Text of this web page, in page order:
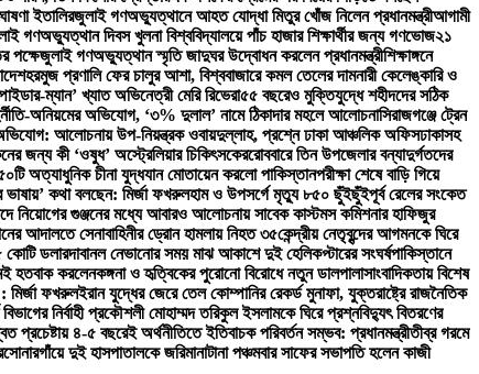
ইতালিরজুলাই গণঅভ্যুত্থানে আহত যোদ্ধা মিতুর খোঁজ নিলেন প্রধানমন্ত্রীআগামী
গণঅভ্যুত্থান দিবস খুলনা বিশ্ববিদ্যালয়ে পাঁচ হাজার শিক্ষার্থীর জন্য গণভোজ২১
পক্ষেজুলাই গণঅভ্যুত্থান স্মৃতি জাদুঘর উদ্বোধন করলেন প্রধানমন্ত্রীশিক্ষাঙ্গনে
হরমুজ প্রণালি ফের চালুর আশা, বিশ্ববাজারে কমল তেলের দামনারী কেলেঙ্কারি ও
ম্যান’ খ্যাত অভিনেত্রী মেরি রিভেরা৫৫ বছরেও মুক্তিযুদ্ধে শহীদদের সঠিক
অনিয়মের অভিযোগ, ‘৩% দুলাল’ নামে ঠিকাদার মহলে আলোচনাসিরাজগঞ্জে ট্রেন
আলোচনায় উপ-নিয়ন্ত্রক ওবায়দুল্লাহ, প্রশ্নে ঢাকা আঞ্চলিক অফিসঢাকাসহ
জন্য কী ‘ওষুধ’ অস্ট্রেলিয়ার চিকিৎসকেররোববারে তিন উপজেলার বন্যাদুর্গতদের
অত্যাধুনিক চীনা যুদ্ধযান মোতায়েন করলো পাকিস্তানপরীক্ষা শেষে বাড়ি গিয়ে
ভাষায়’ কথা বলছেন: মির্জা ফখরুলহাম ও উপসর্গে মৃত্যু ৮৫০ ছুঁইছুঁইপূর্ব রেলের সংকেত
নিয়োগের গুঞ্জনের মধ্যে আবারও আলোচনায় সাবেক কাস্টমস কমিশনার হাফিজুর
আদালতে সেনাবাহিনীর ড্রোন হামলায় নিহত ৩৫কেন্দ্রীয় নেতৃবৃন্দের আগমনকে ঘিরে
কোটি ডলারদাবানল নেভানোর সময় মাঝ আকাশে দুই হেলিকপ্টারের সংঘর্ষপাকিস্তানে
হতবাক করলেনকঙ্গনা ও হৃত্বিকের পুরোনো বিরোধে নতুন ডালপালাসাংবাদিকতায় বিশেষ
মির্জা ফখরুলইরান যুদ্ধের জেরে তেল কোম্পানির রেকর্ড মুনাফা, যুক্তরাষ্ট্রে রাজনৈতিক
নির্বাহী প্রকৌশলী মোহাম্মদ তরিকুল ইসলামকে ঘিরে প্রশ্নবিদ্যুৎ বিতরণের
প্রচেষ্টায় ৪-৫ বছরেই অর্থনীতিতে ইতিবাচক পরিবর্তন সম্ভব: প্রধানমন্ত্রীতীব্র গরমে
সোনারগাঁয়ে দুই হাসপাতালকে জরিমানাটানা পঞ্চমবার সাফের সভাপতি হলেন কাজী